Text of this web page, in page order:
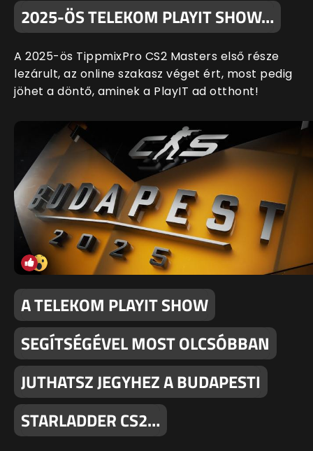
2025-ÖS TELEKOM PLAYIT SHOW…
A 2025-ös TippmixPro CS2 Masters első része
lezárult, az online szakasz véget ért, most pedig
jöhet a döntő, aminek a PlayIT ad otthont!
A TELEKOM PLAYIT SHOW
SEGÍTSÉGÉVEL MOST OLCSÓBBAN
JUTHATSZ JEGYHEZ A BUDAPESTI
STARLADDER CS2…